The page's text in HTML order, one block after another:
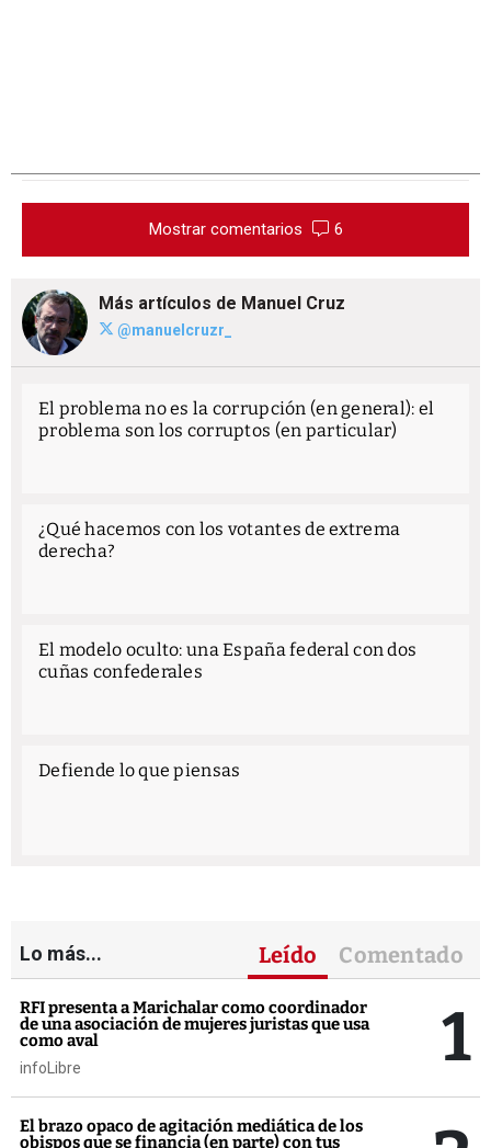
Mostrar comentarios 6
Más artículos de Manuel Cruz
@manuelcruzr_
El problema no es la corrupción (en general): el
problema son los corruptos (en particular)
¿Qué hacemos con los votantes de extrema
derecha?
El modelo oculto: una España federal con dos
cuñas confederales
Defiende lo que piensas
Lo más... Leído Comentado
RFI presenta a Marichalar como coordinador
de una asociación de mujeres juristas que usa
como aval
infoLibre 1
El brazo opaco de agitación mediática de los
obispos que se financia (en parte) con tus